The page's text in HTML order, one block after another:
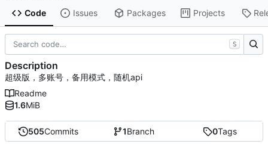
Code Issues Packages Projects
505Commits 1Branch 0Tags
S
Description
超级版，多账号，备用模式，随机api
Readme
1.6MiB